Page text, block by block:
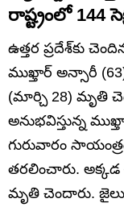
రాష్ట్రంలో 144
ఉత్తర ప్రదేశ్‌కు
ముఖ్తార్‌ అన్సారీ
(మార్చి 28) మృతి
అనుభవిస్తున్న
గురువారం
తరలించారు.
మృతి చెందారు.